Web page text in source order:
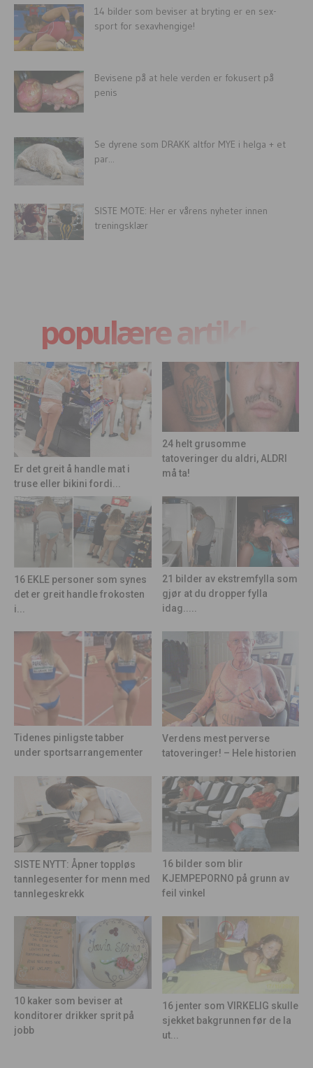
14 bilder som beviser at bryting er en sex-
sport for sexavhengige!
Bevisene på at hele verden er fokusert på
penis
Se dyrene som DRAKK altfor MYE i helga + et
par...
SISTE MOTE: Her er vårens nyheter innen
treningsklær
populære artikler
Er det greit å handle mat i
truse eller bikini fordi...
24 helt grusomme
tatoveringer du aldri, ALDRI
må ta!
16 EKLE personer som synes
det er greit handle frokosten
i...
21 bilder av ekstremfylla som
gjør at du dropper fylla
idag.....
Tidenes pinligste tabber
under sportsarrangementer
Verdens mest perverse
tatoveringer! – Hele historien
SISTE NYTT: Åpner toppløs
tannlegesenter for menn med
tannlegeskrekk
16 bilder som blir
KJEMPEPORNO på grunn av
feil vinkel
10 kaker som beviser at
konditorer drikker sprit på
jobb
16 jenter som VIRKELIG skulle
sjekket bakgrunnen før de la
ut...